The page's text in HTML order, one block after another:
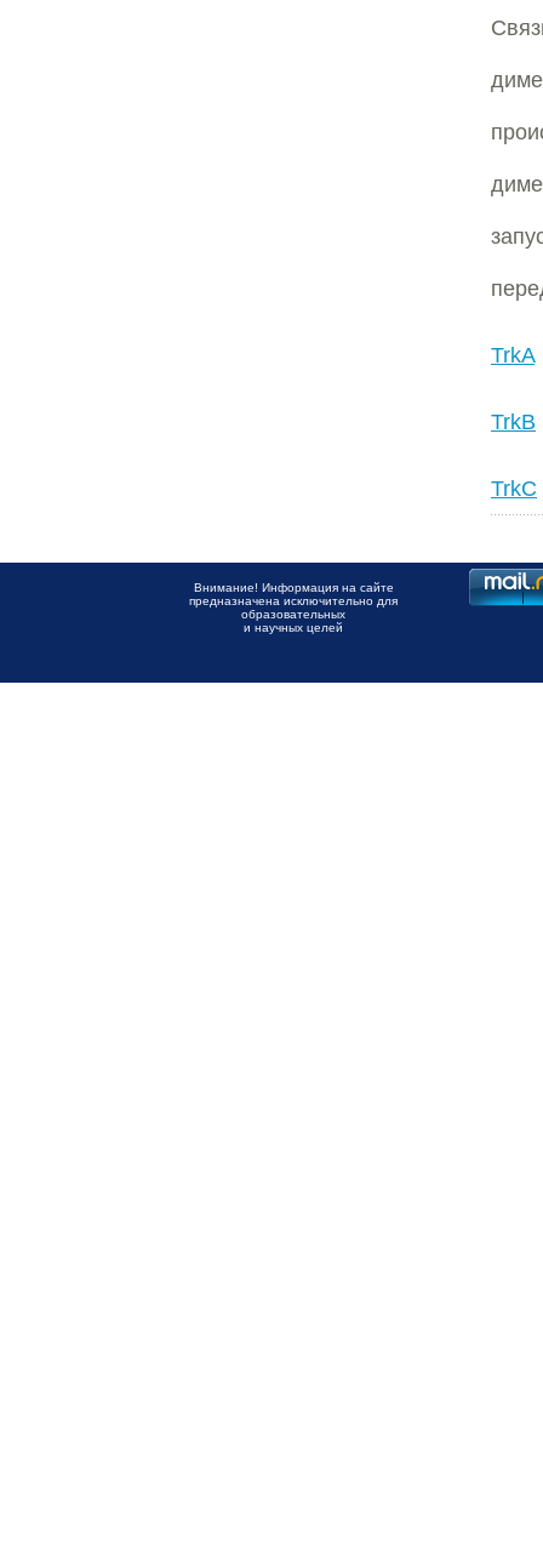
TrkA
TrkB
TrkC
Внимание! Информация на сайте
предназначена исключительно для
образовательных
и научных целей